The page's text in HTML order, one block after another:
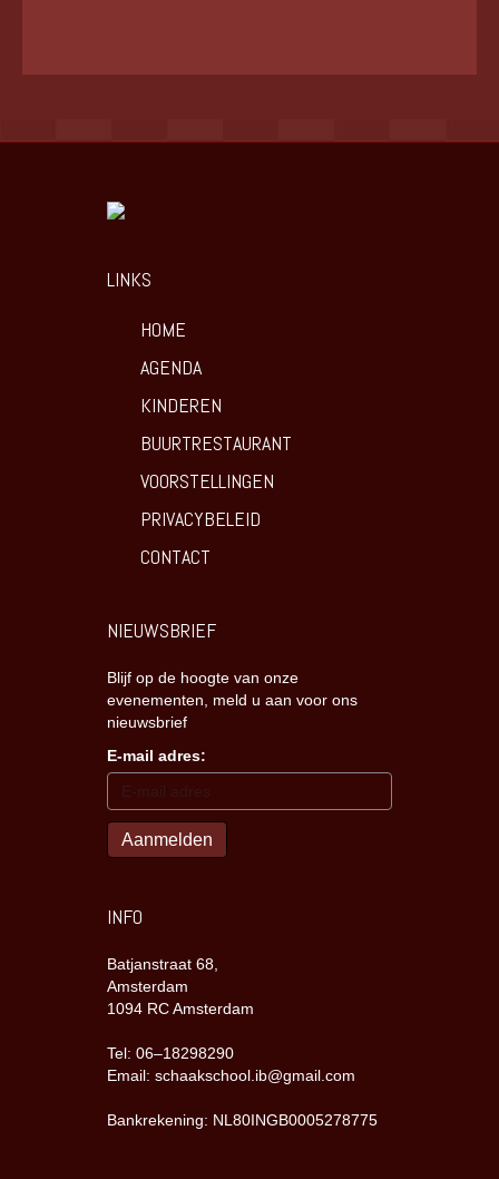
LINKS
HOME
AGENDA
KINDEREN
BUURTRESTAURANT
VOORSTELLINGEN
PRIVACYBELEID
CONTACT
NIEUWSBRIEF
Blijf op de hoogte van onze
evenementen, meld u aan voor ons
nieuwsbrief
E-mail adres:
INFO
Batjanstraat 68,
Amsterdam
1094 RC Amsterdam
Tel: 06–18298290
Email: schaakschool.ib@gmail.com
Bankrekening: NL80INGB0005278775